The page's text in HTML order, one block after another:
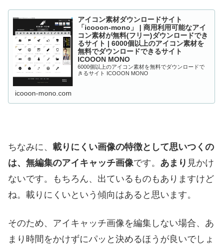
アイコン素材ダウンロードサイト
「icooon-mono」 | 商用利用可能なアイ
コン素材が無料(フリー)ダウンロードでき
るサイト | 6000個以上のアイコン素材を
無料でダウンロードできるサイト
ICOOON MONO
6000個以上のアイコン素材を無料でダウンロードで
きるサイト ICOOON MONO
icooon-mono.com
ちなみに、 載りにくい画像の特徴として思いつくの
は、無編集のアイキャッチ画像です。 あまり 見かけ
ないです。もちろん、出ているものもありますけど
ね。載りにくいという傾向はあると思います。
そのため、アイキャッチ画像を編集しない場合、あ
まり時間をかけずにパッと決めるほうが良いでしょ